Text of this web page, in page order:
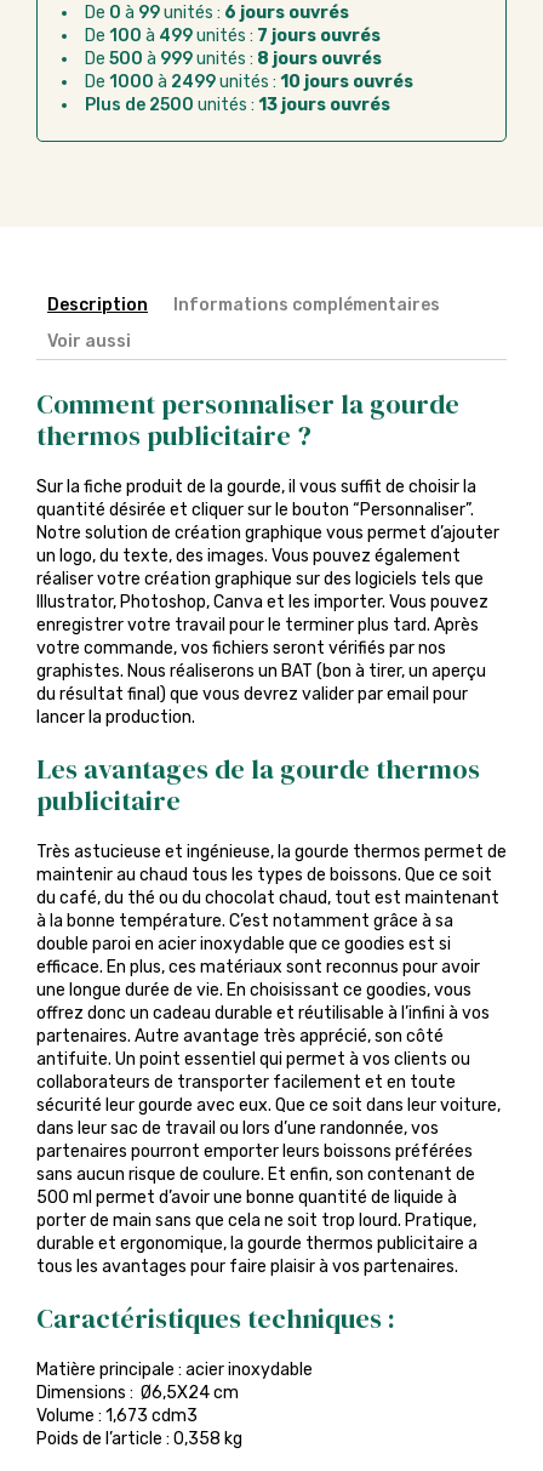
Virement bancaire :règlement sur facture
après la commande
Chorus Pro :règlement par mandat
administratif après la commande
De 0 à 99unités : 6 jours ouvrés
De 100 à 499unités : 7 jours ouvrés
De 500 à 999unités : 8 jours ouvrés
De 1000 à 2499unités : 10 jours ouvrés
Plus de 2500 unités : 13 jours ouvrés
Description
Informations complémentaires
Voir aussi
Comment personnaliser la gourde
thermos publicitaire ?
Sur la fiche produit de la gourde, il vous suffit de choisir la
quantité désirée et cliquer sur le bouton “Personnaliser”.
Notre solution de création graphique vous permet d’ajouter
un logo, du texte, des images. Vous pouvez également
réaliser votre création graphique sur des logiciels tels que
Illustrator, Photoshop, Canva et les importer. Vous pouvez
enregistrer votre travail pour le terminer plus tard. Après
votre commande, vos fichiers seront vérifiés par nos
graphistes. Nous réaliserons un BAT (bon à tirer, un aperçu
du résultat final) que vous devrez valider par email pour
lancer la production.
Les avantages de la gourde thermos
publicitaire
Très astucieuse et ingénieuse, la gourde thermos permet de
maintenir au chaud tous les types de boissons. Que ce soit
du café, du thé ou du chocolat chaud, tout est maintenant
à la bonne température. C’est notamment grâce à sa
double paroi en acier inoxydable que ce goodies est si
efficace. En plus, ces matériaux sont reconnus pour avoir
une longue durée de vie. En choisissant ce goodies, vous
offrez donc un cadeau durable et réutilisable à l’infini à vos
partenaires. Autre avantage très apprécié, son côté
antifuite. Un point essentiel qui permet à vos clients ou
collaborateurs de transporter facilement et en toute
sécurité leur gourde avec eux. Que ce soit dans leur voiture,
dans leur sac de travail ou lors d’une randonnée, vos
partenaires pourront emporter leurs boissons préférées
sans aucun risque de coulure. Et enfin, son contenant de
500 ml permet d’avoir une bonne quantité de liquide à
porter de main sans que cela ne soit trop lourd. Pratique,
durable et ergonomique, la gourde thermos publicitaire a
tous les avantages pour faire plaisir à vos partenaires.
Caractéristiques techniques :
Matière principale : acier inoxydable
Dimensions : Ø6,5X24 cm
Volume : 1,673 cdm3
Poids de l’article : 0,358 kg